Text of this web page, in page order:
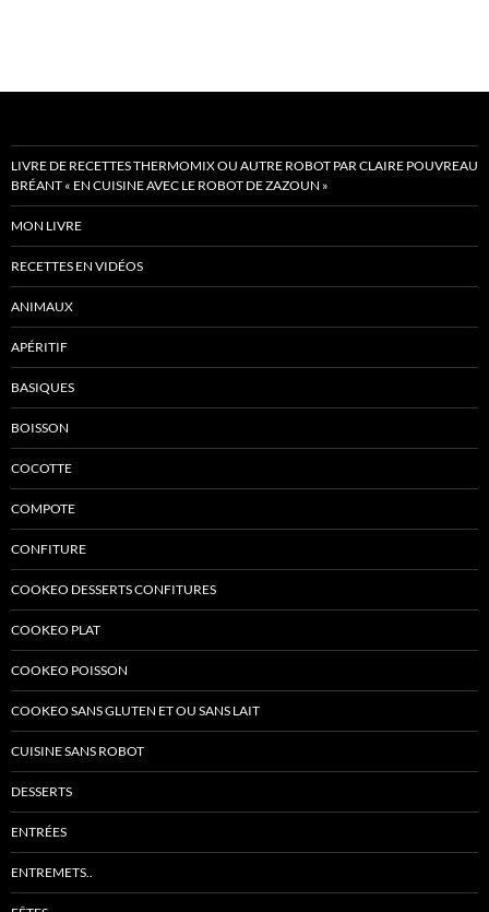
LIVRE DE RECETTES THERMOMIX OU AUTRE ROBOT PAR CLAIRE POUVREAU
BRÉANT « EN CUISINE AVEC LE ROBOT DE ZAZOUN »
MON LIVRE
RECETTES EN VIDÉOS
ANIMAUX
APÉRITIF
BASIQUES
BOISSON
COCOTTE
COMPOTE
CONFITURE
COOKEO DESSERTS CONFITURES
COOKEO PLAT
COOKEO POISSON
COOKEO SANS GLUTEN ET OU SANS LAIT
CUISINE SANS ROBOT
DESSERTS
ENTRÉES
ENTREMETS..